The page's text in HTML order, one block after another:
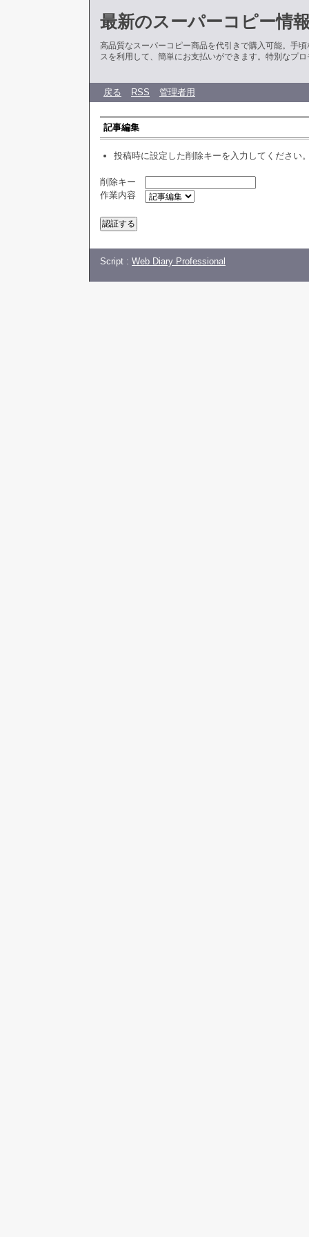
最新のスーパーコピー情
高品質なスーパーコピー商品を代引きで購入可能。手
スを利用して、簡単にお支払いができます。特別なプ
戻る RSS 管理者用
記事編集
投稿時に設定した削除キーを入力してください
削除キー
作業内容
Script : Web Diary Professional